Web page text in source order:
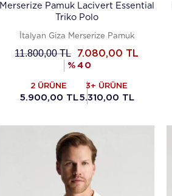
Merserize Pamuk Lacivert Essential
Triko Polo
İtalyan Giza Merserize Pamuk
11.800,00TL 7.080,00 TL
%40
2 ÜRÜNE
5.900,00 TL
3+ ÜRÜNE
5.310,00 TL